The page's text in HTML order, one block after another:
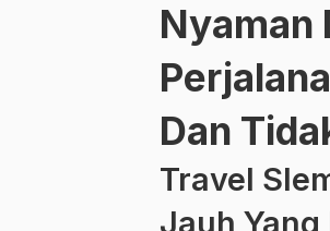
Nyaman
Dan
Travel
Jauh